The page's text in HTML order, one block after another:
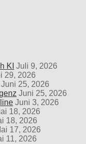
KI Juli 9, 2026
29, 2026
Juni 25, 2026
Juni 25, 2026
Juni 3, 2026
18, 2026
18, 2026
17, 2026
11, 2026